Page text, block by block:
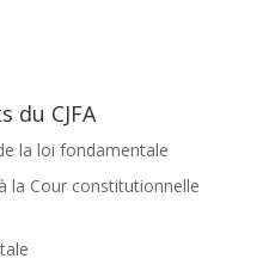
du CJFA
la loi fondamentale
la Cour constitutionnelle